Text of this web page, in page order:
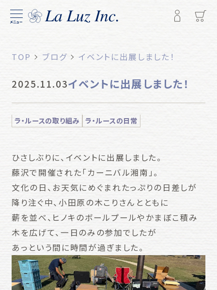
メニュー
TOP ブログ イベントに出展しました！
2025.11.03イベントに出展しました！
ラ・ルースの取り組み ラ・ルースの日常
ひさしぶりに、イベントに出展しました。
藤沢で開催された「カーニバル湘南」。
文化の日、お天気にめぐまれたっぷりの日差しが
降り注ぐ中、小田原の木こりさんとともに
薪を並べ、ヒノキのボールプールやかまぼこ積み
木を広げて、一日のみの参加でしたが
あっという間に時間が過ぎました。